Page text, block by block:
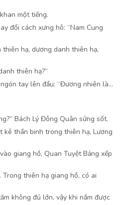
một tiếng.
đổi cách xưng hô: “Nam Cung
hạ, dương danh thiên hạ,
thiên hạ?”
tay lên đầu: “Đương nhiên là…
Bách Lý Đông Quân sửng sốt.
kê thần binh trong thiên hạ, Lương
giang hồ, Quan Tuyệt Bảng xếp
thiên hạ giang hồ, có ai
không đủ lớn, vậy khi nắm được